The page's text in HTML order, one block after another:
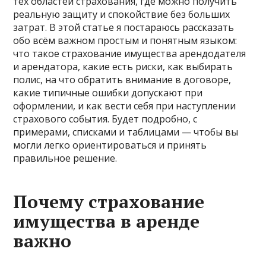
реальную защиту и спокойствие без больших
затрат. В этой статье я постараюсь рассказать
обо всём важном простым и понятным языком:
что такое страхование имущества арендодателя
и арендатора, какие есть риски, как выбирать
полис, на что обратить внимание в договоре,
какие типичные ошибки допускают при
оформлении, и как вести себя при наступлении
страхового события. Будет подробно, с
примерами, списками и таблицами — чтобы вы
могли легко ориентироваться и принять
правильное решение.
Почему страхование
имущества в аренде
важно